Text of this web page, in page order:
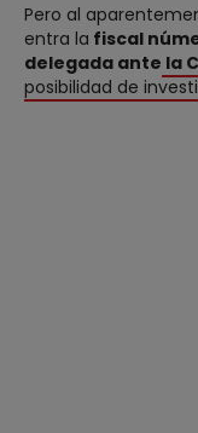
Pero al
entra la fiscal
delegada ante la
posibilidad de